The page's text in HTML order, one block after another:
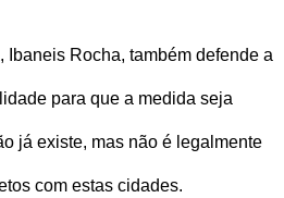
Ibaneis Rocha, também defende a
para que a medida seja
já existe, mas não é legalmente
com estas cidades.